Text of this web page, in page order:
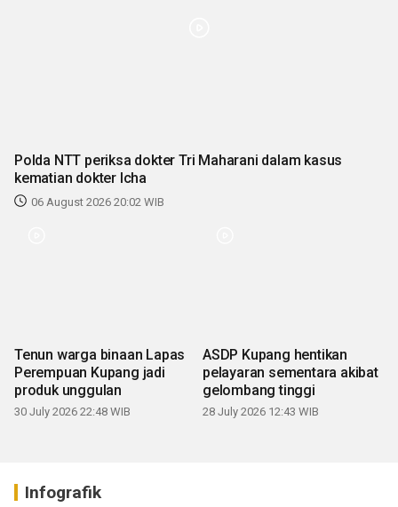
Polda NTT periksa dokter Tri Maharani dalam kasus
kematian dokter Icha
06 August 2026 20:02 WIB
Tenun warga binaan Lapas
Perempuan Kupang jadi
produk unggulan
30 July 2026 22:48 WIB
ASDP Kupang hentikan
pelayaran sementara akibat
gelombang tinggi
28 July 2026 12:43 WIB
Infografik